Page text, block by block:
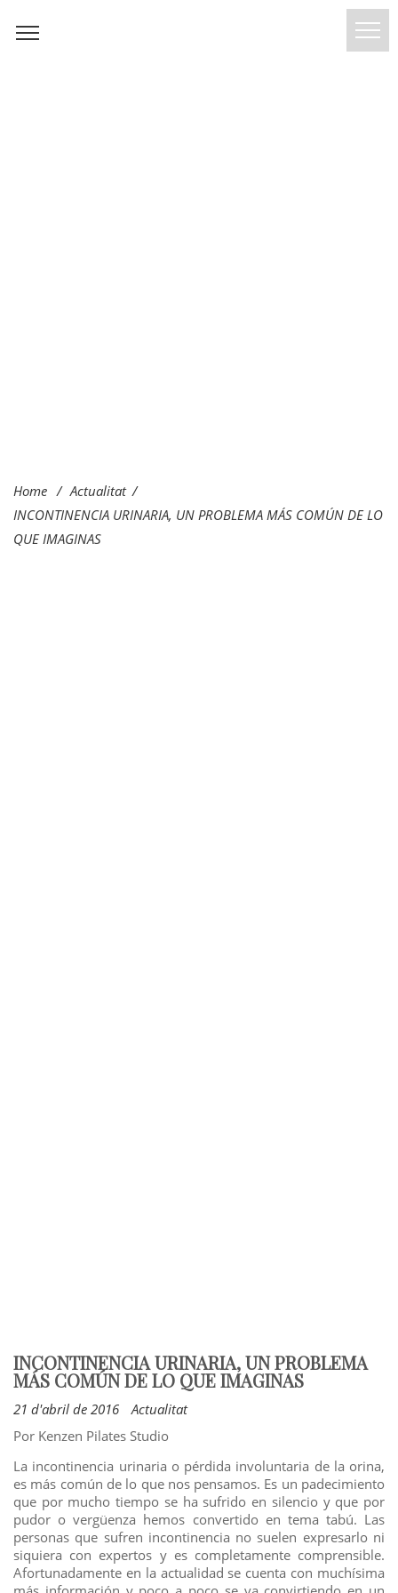
Home / Actualitat /
INCONTINENCIA URINARIA, UN PROBLEMA MÁS COMÚN DE LO
QUE IMAGINAS
INCONTINENCIA URINARIA, UN PROBLEMA
MÁS COMÚN DE LO QUE IMAGINAS
21 d'abril de 2016
Actualitat
Por Kenzen Pilates Studio
La incontinencia urinaria o pérdida involuntaria de la orina,
es más común de lo que nos pensamos. Es un padecimiento
que por mucho tiempo se ha sufrido en silencio y que por
pudor o vergüenza hemos convertido en tema tabú. Las
personas que sufren incontinencia no suelen expresarlo ni
siquiera con expertos y es completamente comprensible.
Afortunadamente en la actualidad se cuenta con muchísima